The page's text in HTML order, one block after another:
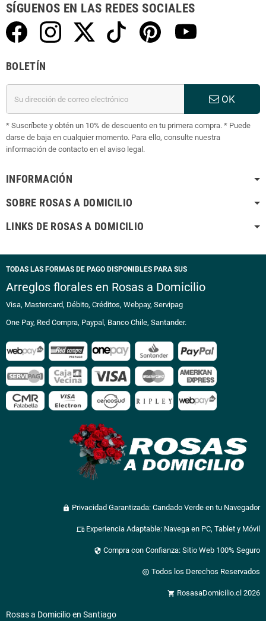
SÍGUENOS EN LAS REDES SOCIALES
BOLETÍN
OK
* Suscríbete y obtén un 10% de descuento en tu primera compra. * Puede
darse de baja en cualquier momento. Para ello, consulte nuestra
información de contacto en el aviso legal.
INFORMACIÓN
SOBRE ROSAS A DOMICILIO
LINKS DE ROSAS A DOMICILIO
TODAS LAS FORMAS DE PAGO DISPONIBLES PARA SUS
Arreglos florales en Rosas a Domicilio
Visa, Mastercard, Débito, Créditos, Webpay, Servipag
One Pay, Red Compra, Paypal, Banco Chile, Santander.
lock Privacidad Garantizada: Candado Verde en tu Navegador
devices Experiencia Adaptable: Navega en PC, Tablet y Móvil
security Compra con Confianza: Sitio Web 100% Seguro
copyright Todos los Derechos Reservados
shopping_cart RosasaDomicilio.cl 2026
Rosas a Domicilio en Santiago